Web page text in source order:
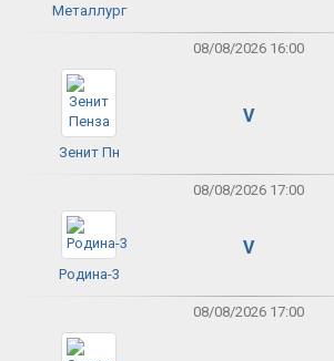
Металлург
08/08/2026 16:00
Зенит Пн
V
08/08/2026 17:00
Родина-3
V
08/08/2026 17:00